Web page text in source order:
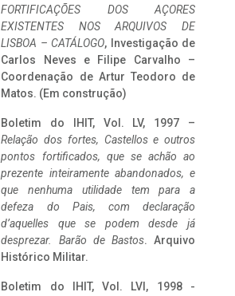
FORTIFICAÇÕES DOS AÇORES
EXISTENTES NOS ARQUIVOS DE
LISBOA – CATÁLOGO, Investigação de
Carlos Neves e Filipe Carvalho –
Coordenação de Artur Teodoro de
Matos. (Em construção)
Boletim do IHIT, Vol. LV, 1997 –
Relação dos fortes, Castellos e outros
pontos fortificados, que se achão ao
prezente inteiramente abandonados, e
que nenhuma utilidade tem para a
defeza do Pais, com declaração
d’aquelles que se podem desde já
desprezar. Barão de Bastos. Arquivo
Histórico Militar.
Boletim do IHIT, Vol. LVI, 1998 -